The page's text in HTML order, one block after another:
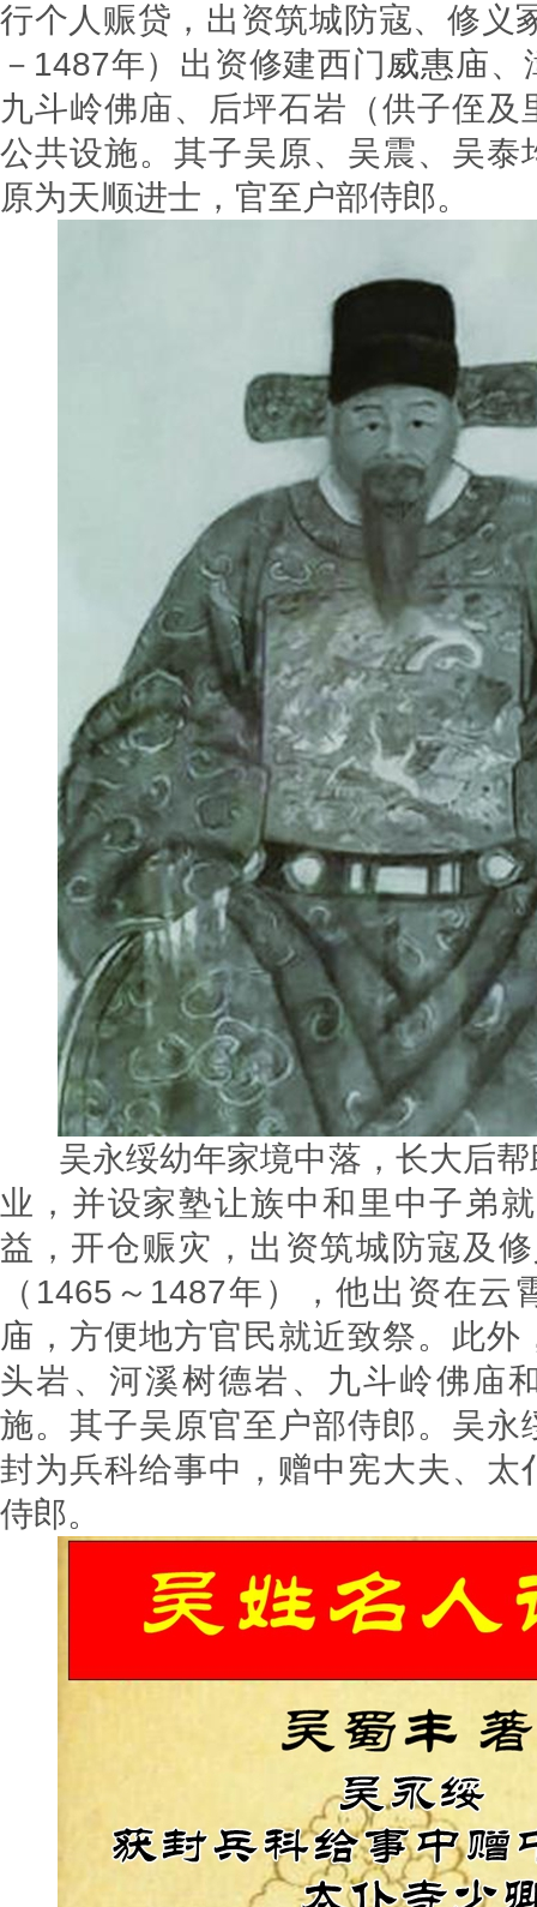
行个人赈贷，出资筑城防寇、修义
－1487年）出资修建西门威惠庙、
九斗岭佛庙、后坪石岩（供子侄及
公共设施。其子吴原、吴震、吴泰
原为天顺进士，官至户部侍郎。
吴永绥幼年家境中落，长大后帮
业，并设家塾让族中和里中子弟
益，开仓赈灾，出资筑城防寇及
（1465～1487年），他出资在云
庙 ，方便地方官民就近致祭。此
头岩、河溪树德岩、九斗岭佛庙
施。其子吴原官至户部侍郎。吴永
封为兵科给事中，赠中宪大夫、太
侍郎。